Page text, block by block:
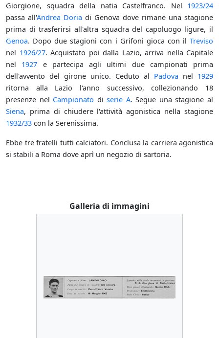
Giorgione, squadra della natia Castelfranco. Nel 1923/24
passa all'Andrea Doria di Genova dove rimane una stagione
prima di trasferirsi all'altra squadra del capoluogo ligure, il
Genoa. Dopo due stagioni con i Grifoni gioca con il Treviso
nel 1926/27. Acquistato poi dalla Lazio, arriva nella Capitale
nel 1927 e partecipa agli ultimi due campionati prima
dell'avvento del girone unico. Ceduto al Padova nel 1929
ritorna alla Lazio l'anno successivo, collezionando 18
presenze nel Campionato diserie A. Segue una stagione al
Siena, prima di chiudere l'attività agonistica nella stagione
1932/33 con la Serenissima.
Ebbe tre fratelli tutti calciatori. Conclusa la carriera agonistica
si stabili a Roma dove aprì un negozio di sartoria.
Galleria di immagini